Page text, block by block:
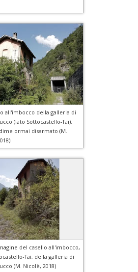
all'imbocco della galleria di
(lato Sottocastello-Tai),
ormai disarmato (M.
del casello all'imbocco,
Tai, della galleria di
(M. Nicolè, 2018)